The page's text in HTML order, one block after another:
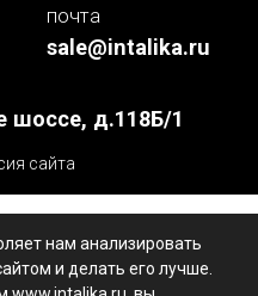
нам анализировать
и делать его лучше.
почта
sale@intalika.ru
шоссе, д.118Б/1
сайта